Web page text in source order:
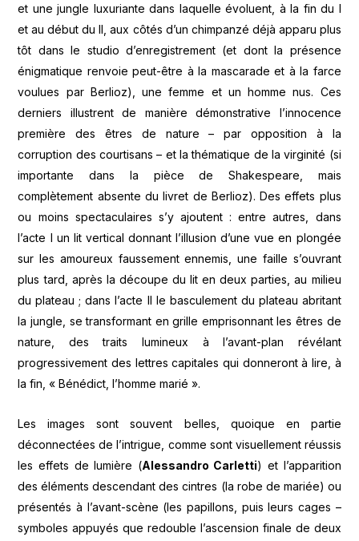
et une jungle luxuriante dans laquelle évoluent, à la fin du I
et au début du II, aux côtés d’un chimpanzé déjà apparu plus
tôt dans le studio d’enregistrement (et dont la présence
énigmatique renvoie peut-être à la mascarade et à la farce
voulues par Berlioz), une femme et un homme nus. Ces
derniers illustrent de manière démonstrative l’innocence
première des êtres de nature – par opposition à la
corruption des courtisans – et la thématique de la virginité (si
importante dans la pièce de Shakespeare, mais
complètement absente du livret de Berlioz). Des effets plus
ou moins spectaculaires s’y ajoutent : entre autres, dans
l’acte I un lit vertical donnant l’illusion d’une vue en plongée
sur les amoureux faussement ennemis, une faille s’ouvrant
plus tard, après la découpe du lit en deux parties, au milieu
du plateau ; dans l’acte II le basculement du plateau abritant
la jungle, se transformant en grille emprisonnant les êtres de
nature, des traits lumineux à l’avant-plan révélant
progressivement des lettres capitales qui donneront à lire, à
la fin, « Bénédict, l’homme marié ».
Les images sont souvent belles, quoique en partie
déconnectées de l’intrigue, comme sont visuellement réussis
les effets de lumière (Alessandro Carletti) et l’apparition
des éléments descendant des cintres (la robe de mariée) ou
présentés à l’avant-scène (les papillons, puis leurs cages –
symboles appuyés que redouble l’ascension finale de deux